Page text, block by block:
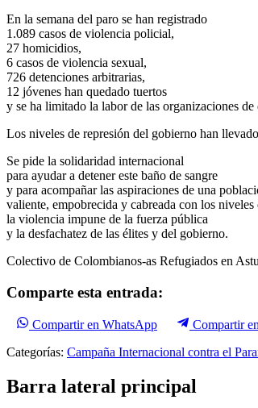
En la semana del paro se han registrado
1.089 casos de violencia policial,
27 homicidios,
6 casos de violencia sexual,
726 detenciones arbitrarias,
12 jóvenes han quedado tuertos
y se ha limitado la labor de las organizaciones de
Los niveles de represión del gobierno han
Se pide la solidaridad internacional
para ayudar a detener este baño de sangre
y para acompañar las aspiraciones de una
valiente, empobrecida y cabreada con los
la violencia impune de la fuerza pública
y la desfachatez de las élites y del gobierno.
Colectivo de Colombianos-as Refugiados en
Comparte esta entrada:
Compartir en WhatsApp Compartir
Categorías: Campaña Internacional contra el
Barra lateral principal